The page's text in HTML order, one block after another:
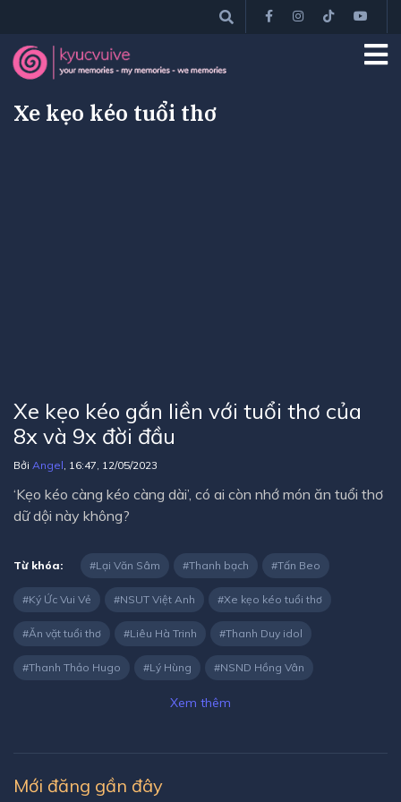
Xe kẹo kéo tuổi thơ
Xe kẹo kéo gắn liền với tuổi thơ của
8x và 9x đời đầu
Bởi Angel, 16:47, 12/05/2023
‘Kẹo kéo càng kéo càng dài’, có ai còn nhớ món ăn tuổi thơ
dữ dội này không?
Từ khóa: Lại Văn Sâm Thanh bạch Tấn Beo
Ký Ức Vui Vẻ NSUT Việt Anh Xe kẹo kéo tuổi thơ
Ăn vặt tuổi thơ Liêu Hà Trinh Thanh Duy idol
Thanh Thảo Hugo Lý Hùng NSND Hồng Vân
Xem thêm
Mới đăng gần đây